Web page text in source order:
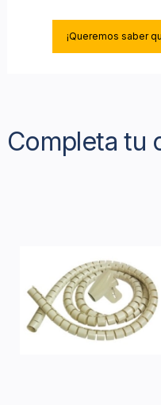
¡Queremos saber
Completa tu